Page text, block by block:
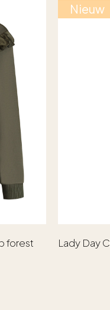
forest
Nieuw
Lady Day